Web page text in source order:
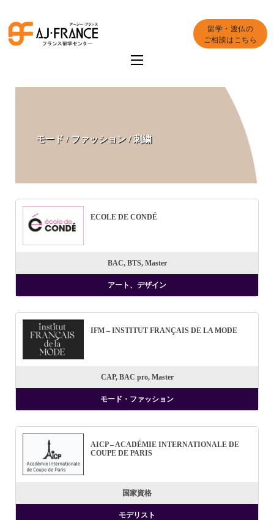
留学・渡仏の
ご相談はこちら
モード / ファッション / 刺繍
ECOLE DE CONDÉ
BAC, BTS, Master
アート、デザイン
IFM – INSTITUT FRANÇAIS DE LA MODE
CAP, BAC pro, Master
モード・ファッション
AICP – ACADÉMIE INTERNATIONALE DE
COUPE DE PARIS
国家資格
モデリスト